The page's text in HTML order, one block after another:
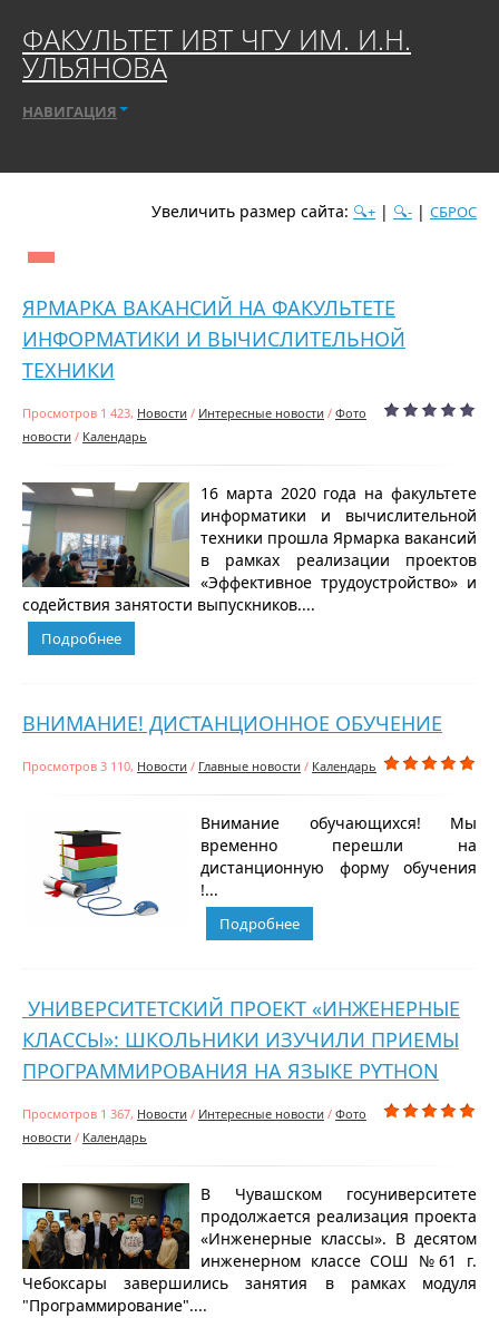
ФАКУЛЬТЕТ ИВТ ЧГУ ИМ. И.Н.
УЛЬЯНОВА
НАВИГАЦИЯ
Увеличить размер сайта: 🔍+ | 🔍- | СБРОС
популярности посещаемости
ЯРМАРКА ВАКАНСИЙ НА ФАКУЛЬТЕТЕ
ИНФОРМАТИКИ И ВЫЧИСЛИТЕЛЬНОЙ
ТЕХНИКИ
Просмотров 1 423, Новости / Интересные новости / Фото
новости / Календарь
16 марта 2020 года на факультете
информатики и вычислительной
техники прошла Ярмарка вакансий
в рамках реализации проектов
«Эффективное трудоустройство» и
содействия занятости выпускников....
Подробнее
ВНИМАНИЕ! ДИСТАНЦИОННОЕ ОБУЧЕНИЕ
Просмотров 3 110, Новости / Главные новости / Календарь
Внимание обучающихся! Мы
временно перешли на
дистанционную форму обучения
!...
Подробнее
УНИВЕРСИТЕТСКИЙ ПРОЕКТ «ИНЖЕНЕРНЫЕ
КЛАССЫ»: ШКОЛЬНИКИ ИЗУЧИЛИ ПРИЕМЫ
ПРОГРАММИРОВАНИЯ НА ЯЗЫКЕ PYTHON
Просмотров 1 367, Новости / Интересные новости / Фото
новости / Календарь
В Чувашском госуниверситете
продолжается реализация проекта
«Инженерные классы». В десятом
инженерном классе СОШ №61 г.
Чебоксары завершились занятия в рамках модуля
"Программирование"....